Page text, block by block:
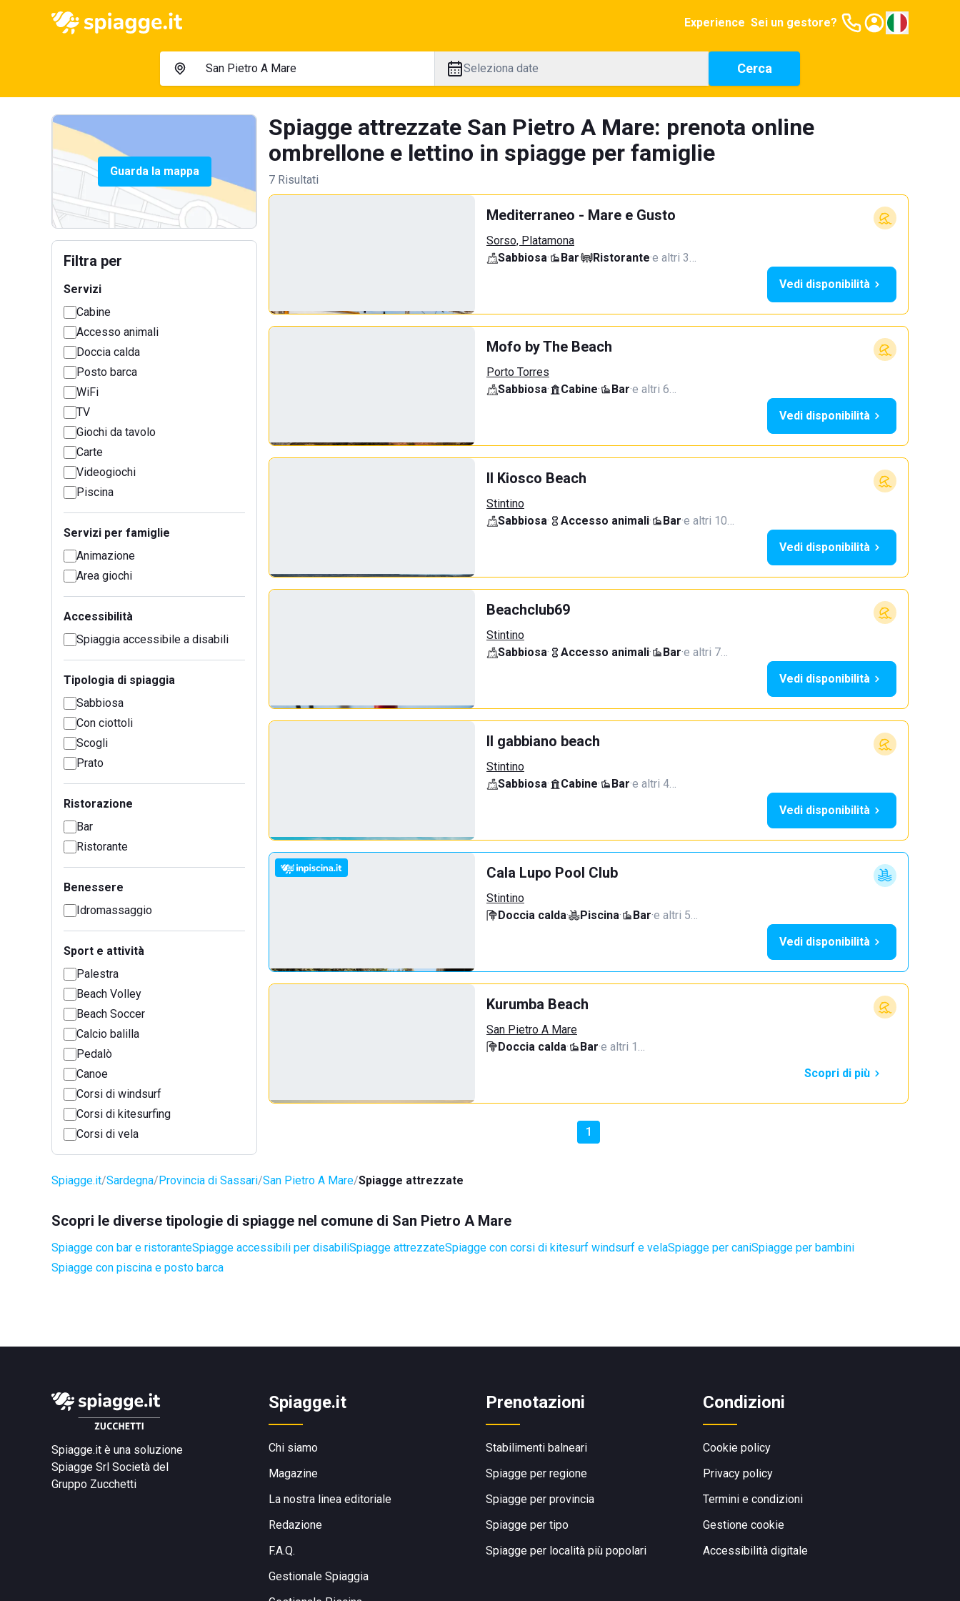
Experience Sei un gestore?
Seleziona date Cerca
Guarda la mappa
Filtra per
Servizi
Cabine
Accesso animali
Doccia calda
Posto barca
WiFi
TV
Giochi da tavolo
Carte
Videogiochi
Piscina
Servizi per famiglie
Animazione
Area giochi
Accessibilità
Spiaggia accessibile a disabili
Tipologia di spiaggia
Sabbiosa
Con ciottoli
Scogli
Prato
Ristorazione
Bar
Ristorante
Benessere
Idromassaggio
Sport e attività
Palestra
Beach Volley
Beach Soccer
Calcio balilla
Pedalò
Canoe
Corsi di windsurf
Corsi di kitesurfing
Corsi di vela
Spiagge attrezzate San Pietro A Mare: prenota online
ombrellone e lettino in spiagge per famiglie
7 Risultati
Mediterraneo - Mare e Gusto
Sorso, Platamona
Sabbiosa· Bar· Ristorante·e altri 3…
Vedi disponibilità
Mofo by The Beach
Porto Torres
Sabbiosa· Cabine· Bar·e altri 6…
Vedi disponibilità
Il Kiosco Beach
Stintino
Sabbiosa· Accesso animali· Bar·e altri 10…
Vedi disponibilità
Beachclub69
Stintino
Sabbiosa· Accesso animali· Bar·e altri 7…
Vedi disponibilità
Il gabbiano beach
Stintino
Sabbiosa· Cabine· Bar·e altri 4…
Vedi disponibilità
Cala Lupo Pool Club
Stintino
Doccia calda· Piscina· Bar·e altri 5…
Vedi disponibilità
Kurumba Beach
San Pietro A Mare
Doccia calda· Bar·e altri 1…
Scopri di più
1
Spiagge.it Sardegna Provincia di Sassari San Pietro A Mare Spiagge attrezzate
Scopri le diverse tipologie di spiagge nel comune di San Pietro A Mare
Spiagge con bar e ristoranteSpiagge accessibili per disabiliSpiagge attrezzateSpiagge con corsi di kitesurf windsurf e velaSpiagge per caniSpiagge per bambini
Spiagge con piscina e posto barca
Spiagge.it è una soluzione
Spiagge Srl Società del
Gruppo Zucchetti
Spiagge.it
Chi siamo
Magazine
La nostra linea editoriale
Redazione
F.A.Q.
Gestionale Spiaggia
Prenotazioni
Stabilimenti balneari
Spiagge per regione
Spiagge per provincia
Spiagge per tipo
Spiagge per località più popolari
Condizioni
Cookie policy
Privacy policy
Termini e condizioni
Gestione cookie
Accessibilità digitale